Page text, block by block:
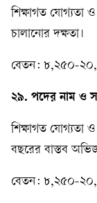
শিক্ষাগত
চালানোর দক্ষতা।
বেতন: ৮,২৫০-
২৯. পদের নাম ও
শিক্ষাগত যোগ্যতা ও
বছরের বাস্তব
বেতন: ৮,২৫০-